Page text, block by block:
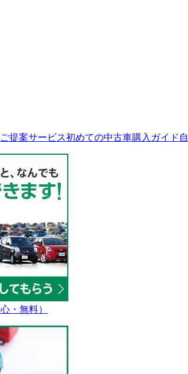
提案サービス初めての中古車購入ガイド
・無料）